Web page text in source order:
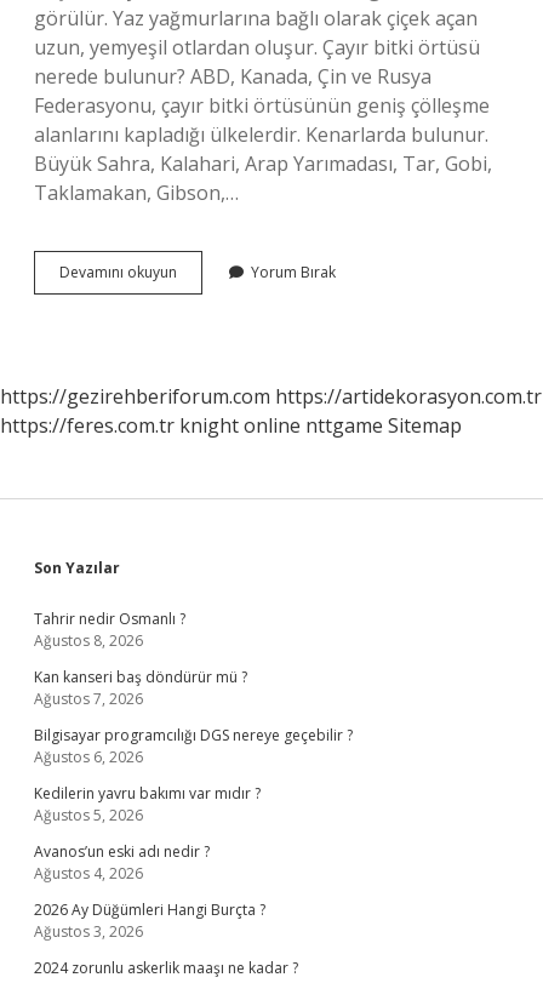
görülür. Yaz yağmurlarına bağlı olarak çiçek açan
uzun, yemyeşil otlardan oluşur. Çayır bitki örtüsü
nerede bulunur? ABD, Kanada, Çin ve Rusya
Federasyonu, çayır bitki örtüsünün geniş çölleşme
alanlarını kapladığı ülkelerdir. Kenarlarda bulunur.
Büyük Sahra, Kalahari, Arap Yarımadası, Tar, Gobi,
Taklamakan, Gibson,…
Devamını okuyun
Bitki
Yorum Bırak
https://gezirehberiforum.com https://artidekorasyon.com.tr
https://feres.com.tr knight online nttgame Sitemap
Sidebar
Son Yazılar
Tahrir nedir Osmanlı ?
Ağustos 8, 2026
Kan kanseri baş döndürür mü ?
Ağustos 7, 2026
Bilgisayar programcılığı DGS nereye geçebilir ?
Ağustos 6, 2026
Kedilerin yavru bakımı var mıdır ?
Ağustos 5, 2026
Avanos’un eski adı nedir ?
Ağustos 4, 2026
2026 Ay Düğümleri Hangi Burçta ?
Ağustos 3, 2026
2024 zorunlu askerlik maaşı ne kadar ?